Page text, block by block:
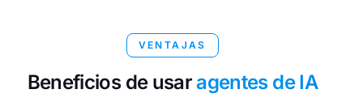
VENTAJAS
Beneficios de usar agentes de IA